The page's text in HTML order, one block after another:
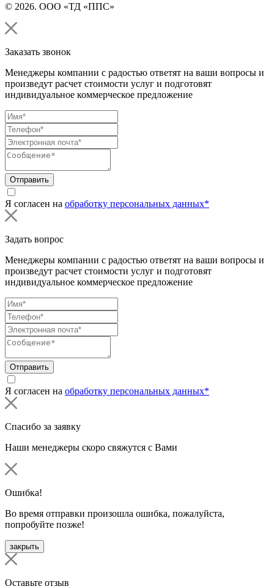
© 2026. ООО «ТД «ППС»
Заказать звонок
Менеджеры компании с радостью ответят на ваши вопросы и
произведут расчет стоимости услуг и подготовят
индивидуальное коммерческое предложение
Отправить
Я согласен на обработку персональных данных*
Задать вопрос
Менеджеры компании с радостью ответят на ваши вопросы и
произведут расчет стоимости услуг и подготовят
индивидуальное коммерческое предложение
Отправить
Я согласен на обработку персональных данных*
Спасибо за заявку
Наши менеджеры скоро свяжутся с Вами
Ошибка!
Во время отправки произошла ошибка, пожалуйста,
попробуйте позже!
закрыть
Оставьте отзыв